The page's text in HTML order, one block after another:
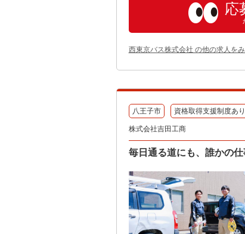
応
西東京バス株式会社 の他の求人を
八王子市 資格取得支援制度あり
株式会社吉田工商
毎日通る道にも、誰かの